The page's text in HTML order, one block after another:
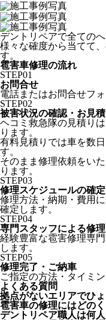
デントリペアで全ての
様々な確度から当てて
す。
雹害車修理の流れ
STEP01
お問合せ
電話またはお問合せフ
STEP02
被害状況の確認・お見積
ヘコミ救急隊の見積り
ります。
有料見積りでは車を数
す。
そのまま修理依頼をい
ります。
STEP03
修理スケジュールの確定
修理方法・納期・費用
確定します。
STEP04
専門スタッフによる修
経験豊富な雹害修理専
します。
STEP05
修理完了・ご納車
ご指定の方法・タイミ
よくある質問
拠点がないエリアでひ
雹害車の修理にはどの
デントリペア職人は何